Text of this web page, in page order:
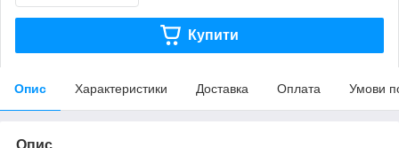
Купити
Опис Характеристики Доставка Оплата Умови
Опис